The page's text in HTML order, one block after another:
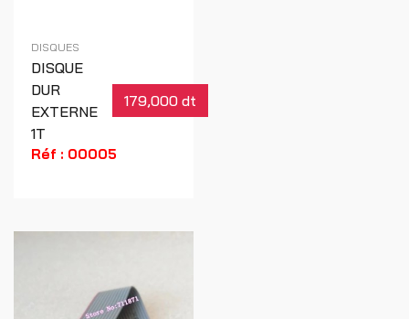
DISQUES
DISQUE
DUR
EXTERNE
1T
179,000 dt
Réf : 00005